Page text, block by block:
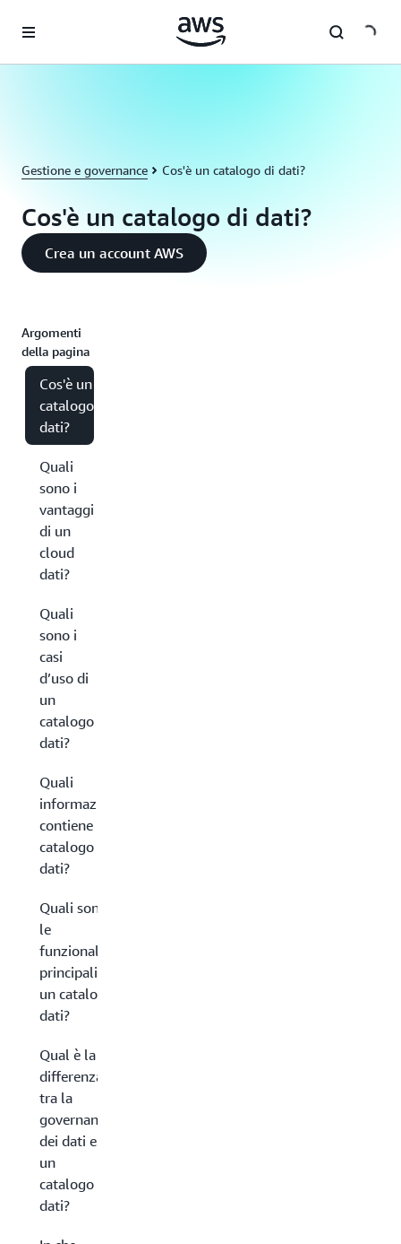
Gestione e governance Cos'è un catalogo di dati?
Cos'è un catalogo di dati?
Crea un account AWS
Argomenti
della pagina
Cos'è un
catalogo
dati?
Quali
sono i
vantaggi
di un
cloud
dati?
Quali
sono i
casi
d’uso di
un
catalogo
dati?
Quali
informazioni
contiene un
catalogo
dati?
Quali sono
le
funzionalità
principali di
un catalogo
dati?
Qual è la
differenza
tra la
governance
dei dati e
un
catalogo
dati?